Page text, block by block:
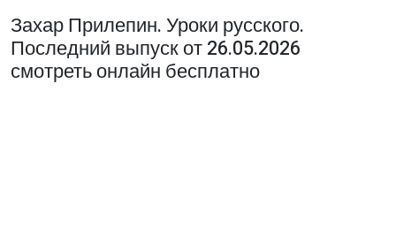
Захар Прилепин. Уроки русского.
Последний выпуск от 26.05.2026
смотреть онлайн бесплатно